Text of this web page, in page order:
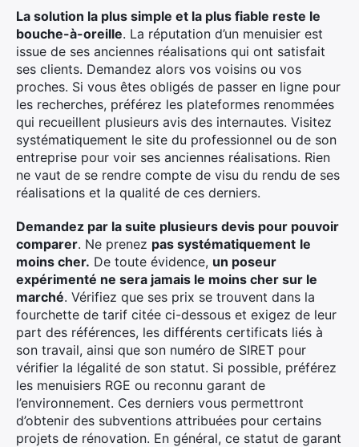
La solution la plus simple et la plus fiable reste le
bouche-à-oreille. La réputation d’un menuisier est
issue de ses anciennes réalisations qui ont satisfait
ses clients. Demandez alors vos voisins ou vos
proches. Si vous êtes obligés de passer en ligne pour
les recherches, préférez les plateformes renommées
qui recueillent plusieurs avis des internautes. Visitez
systématiquement le site du professionnel ou de son
entreprise pour voir ses anciennes réalisations. Rien
ne vaut de se rendre compte de visu du rendu de ses
réalisations et la qualité de ces derniers.
Demandez par la suite plusieurs devis pour pouvoir
comparer. Ne prenez pas systématiquement le
moins cher. De toute évidence, un poseur
expérimenté ne sera jamais le moins cher sur le
marché. Vérifiez que ses prix se trouvent dans la
fourchette de tarif citée ci-dessous et exigez de leur
part des références, les différents certificats liés à
son travail, ainsi que son numéro de SIRET pour
vérifier la légalité de son statut. Si possible, préférez
les menuisiers RGE ou reconnu garant de
l’environnement. Ces derniers vous permettront
d’obtenir des subventions attribuées pour certains
projets de rénovation. En général, ce statut de garant
×
Rechercher
: